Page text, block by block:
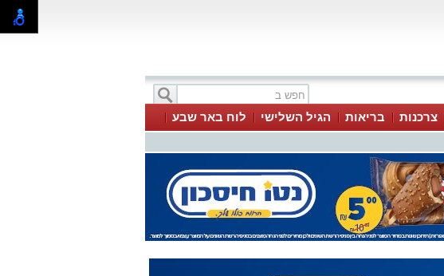
צרכנות בריאות הגיל השלישי
לוח באר שבע